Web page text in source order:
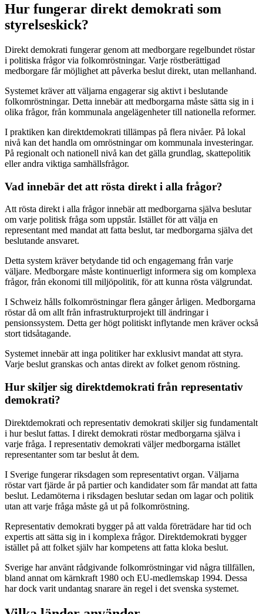
Hur fungerar direkt demokrati som
styrelseskick?
Direkt demokrati fungerar genom att medborgare regelbundet röstar
i politiska frågor via folkomröstningar. Varje röstberättigad
medborgare får möjlighet att påverka beslut direkt, utan mellanhand.
Systemet kräver att väljarna engagerar sig aktivt i beslutande
folkomröstningar. Detta innebär att medborgarna måste sätta sig in i
olika frågor, från kommunala angelägenheter till nationella reformer.
I praktiken kan direktdemokrati tillämpas på flera nivåer. På lokal
nivå kan det handla om omröstningar om kommunala investeringar.
På regionalt och nationell nivå kan det gälla grundlag, skattepolitik
eller andra viktiga samhällsfrågor.
Vad innebär det att rösta direkt i alla frågor?
Att rösta direkt i alla frågor innebär att medborgarna själva beslutar
om varje politisk fråga som uppstår. Istället för att välja en
representant med mandat att fatta beslut, tar medborgarna själva det
beslutande ansvaret.
Detta system kräver betydande tid och engagemang från varje
väljare. Medborgare måste kontinuerligt informera sig om komplexa
frågor, från ekonomi till miljöpolitik, för att kunna rösta välgrundat.
I Schweiz hålls folkomröstningar flera gånger årligen. Medborgarna
röstar då om allt från infrastrukturprojekt till ändringar i
pensionssystem. Detta ger högt politiskt inflytande men kräver också
stort tidsåtagande.
Systemet innebär att inga politiker har exklusivt mandat att styra.
Varje beslut granskas och antas direkt av folket genom röstning.
Hur skiljer sig direktdemokrati från representativ
demokrati?
Direktdemokrati och representativ demokrati skiljer sig fundamentalt
i hur beslut fattas. I direkt demokrati röstar medborgarna själva i
varje fråga. I representativ demokrati väljer medborgarna istället
representanter som tar beslut åt dem.
I Sverige fungerar riksdagen som representativt organ. Väljarna
röstar vart fjärde år på partier och kandidater som får mandat att fatta
beslut. Ledamöterna i riksdagen beslutar sedan om lagar och politik
utan att varje fråga måste gå ut på folkomröstning.
Representativ demokrati bygger på att valda företrädare har tid och
expertis att sätta sig in i komplexa frågor. Direktdemokrati bygger
istället på att folket själv har kompetens att fatta kloka beslut.
Sverige har använt rådgivande folkomröstningar vid några tillfällen,
bland annat om kärnkraft 1980 och EU-medlemskap 1994. Dessa
har dock varit undantag snarare än regel i det svenska systemet.